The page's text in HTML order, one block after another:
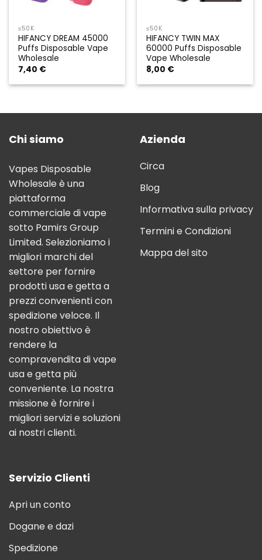
≤50K
HIFANCY DREAM 45000
Puffs Disposable Vape
Wholesale
7,40 €
≤50K
HIFANCY TWIN MAX
60000 Puffs Disposable
Vape Wholesale
8,00 €
Chi siamo
Vapes Disposable
Wholesale è una
piattaforma
commerciale di vape
sotto Pamirs Group
Limited. Selezioniamo i
migliori marchi del
settore per fornire
prodotti usa e getta a
prezzi convenienti con
spedizione veloce. Il
nostro obiettivo è
rendere la
compravendita di vape
usa e getta più
conveniente. La nostra
missione è fornire i
migliori servizi e soluzioni
ai nostri clienti.
Azienda
Circa
Blog
Informativa sulla privacy
Termini e Condizioni
Mappa del sito
Servizio Clienti
Apri un conto
Dogane e dazi
Spedizione